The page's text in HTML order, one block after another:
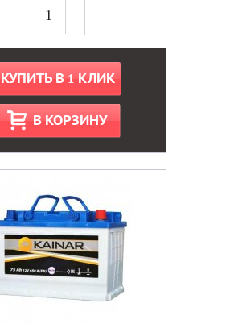
КУПИТЬ В 1 КЛИК
В КОРЗИНУ